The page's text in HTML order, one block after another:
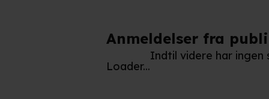
læse mere om vores brug af
Anmeldelser fra
Loader...
Indtil videre har ingen